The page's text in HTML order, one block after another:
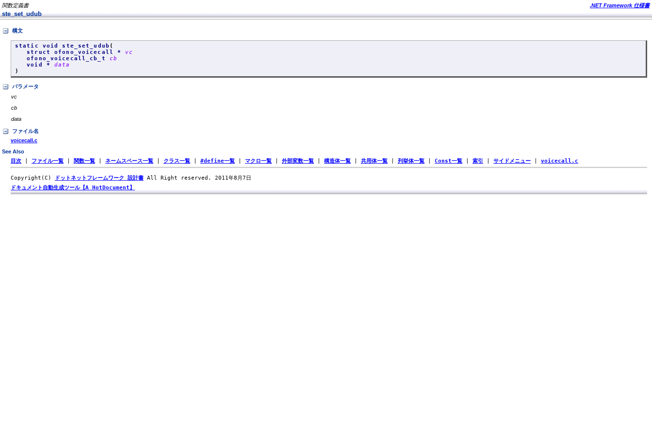
関数定義書 .NET Framework 仕様書
ste_set_udub
構文
static void ste_set_udub (
struct ofono_voicecall * vc
ofono_voicecall_cb_t cb
void *data
)
パラメータ
vc
cb
data
ファイル名
voicecall.c
See Also
目次 ファイル一覧 関数一覧 ネームスペース一覧 クラス一覧 #define一覧 マクロ一覧 外部変数一覧 構造体一覧 共用体一覧 列挙体一覧 Const一覧 索引 サイドメニュー voicecall.c
Copyright(C) ドットネットフレームワーク 設計書 All Right reserved. 2011年8月7日
ドキュメント自動生成ツール【A HotDocument】